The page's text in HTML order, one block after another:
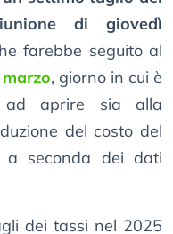
di giovedì
farebbe seguito al
, giorno in cui è
ad aprire sia alla
del costo del
seconda dei dati
dei tassi nel 2025